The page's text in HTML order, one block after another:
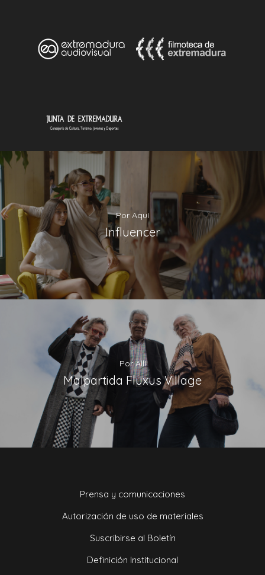
Por Aquí
Influencer
Por Allí
Malpartida Fluxus Village
Prensa y comunicaciones
Autorización de uso de materiales
Suscribirse al Boletín
Definición Institucional